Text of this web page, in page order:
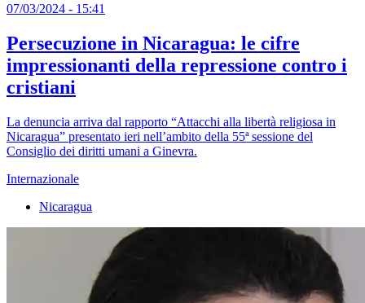
07/03/2024 - 15:41
Persecuzione in Nicaragua: le cifre
impressionanti della repressione contro i
cristiani
La denuncia arriva dal rapporto “Attacchi alla libertà religiosa in
Nicaragua” presentato ieri nell’ambito della 55ª sessione del
Consiglio dei diritti umani a Ginevra.
Internazionale
Nicaragua